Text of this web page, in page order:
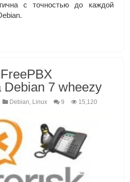
с точностью до каждой
Debian 7 wheezy
Debian, Linux 9 15,120